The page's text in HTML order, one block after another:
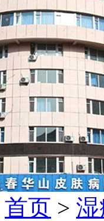
首页 >